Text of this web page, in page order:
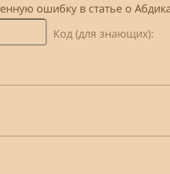
ошибку в статье о
Код (для знающих):